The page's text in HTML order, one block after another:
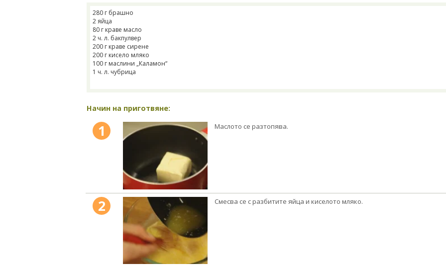
280 г брашно
2 яйца
80 г краве масло
2 ч. л. бакпулвер
200 г краве сирене
200 г кисело мляко
100 г маслини „Каламон“
1 ч. л. чубрица
Начин на приготвяне:
1 Маслото се разтопява.
2 Смесва се с разбитите яйца и киселото мляко.